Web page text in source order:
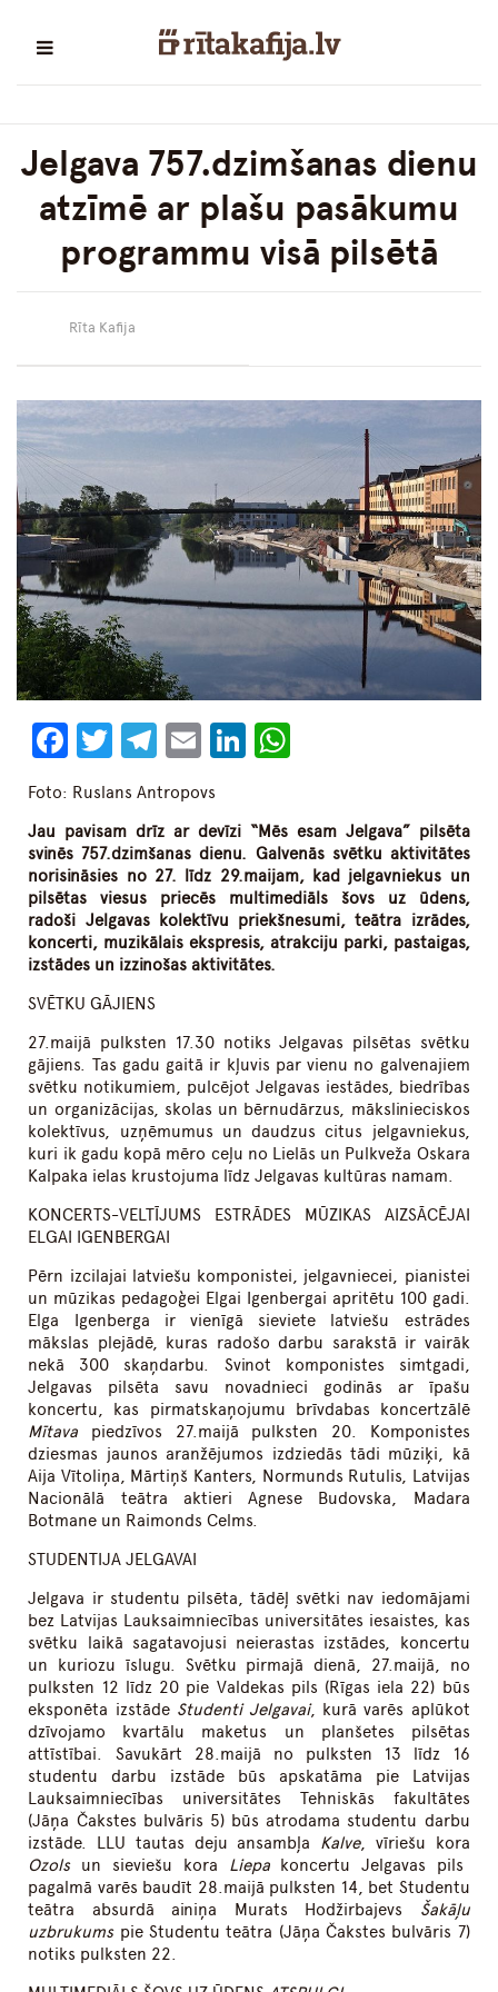
Jelgava 757.dzimšanas dienu
atzīmē ar plašu pasākumu
programmu visā pilsētā
Rīta Kafija
Facebook
Twitter
Telegram
EmailLinkedIn
Foto: Ruslans Antropovs
Jau pavisam drīz ar devīzi “Mēs esam Jelgava” pilsēta
svinēs 757.dzimšanas dienu. Galvenās svētku aktivitātes
norisināsies no 27. līdz 29.maijam, kad jelgavniekus un
pilsētas viesus priecēs multimediāls šovs uz ūdens,
radoši Jelgavas kolektīvu priekšnesumi, teātra izrādes,
koncerti, muzikālais ekspresis, atrakciju parki, pastaigas,
izstādes un izzinošas aktivitātes.
SVĒTKU GĀJIENS
27.maijā pulksten 17.30 notiks Jelgavas pilsētas svētku
gājiens. Tas gadu gaitā ir kļuvis par vienu no galvenajiem
svētku notikumiem, pulcējot Jelgavas iestādes, biedrības
un organizācijas, skolas un bērnudārzus, mākslinieciskos
kolektīvus, uzņēmumus un daudzus citus jelgavniekus,
kuri ik gadu kopā mēro ceļu no Lielās un Pulkveža Oskara
Kalpaka ielas krustojuma līdz Jelgavas kultūras namam.
KONCERTS-VELTĪJUMS ESTRĀDES MŪZIKAS AIZSĀCĒJAI
ELGAI IGENBERGAI
Pērn izcilajai latviešu komponistei, jelgavniecei, pianistei
un mūzikas pedagoģei Elgai Igenbergai apritētu 100 gadi.
Elga Igenberga ir vienīgā sieviete latviešu estrādes
mākslas plejādē, kuras radošo darbu sarakstā ir vairāk
nekā 300 skaņdarbu. Svinot komponistes simtgadi,
Jelgavas pilsēta savu novadnieci godinās ar īpašu
koncertu, kas pirmatskaņojumu brīvdabas koncertzālē
Mītava piedzīvos 27.maijā pulksten 20. Komponistes
dziesmas jaunos aranžējumos izdziedās tādi mūziķi, kā
Aija Vītoliņa, Mārtiņš Kanters, Normunds Rutulis, Latvijas
Nacionālā teātra aktieri Agnese Budovska, Madara
Botmane un Raimonds Celms.
STUDENTIJA JELGAVAI
Jelgava ir studentu pilsēta, tādēļ svētki nav iedomājami
bez Latvijas Lauksaimniecības universitātes iesaistes, kas
svētku laikā sagatavojusi neierastas izstādes, koncertu
un kuriozu īslugu. Svētku pirmajā dienā, 27.maijā, no
pulksten 12 līdz 20 pie Valdekas pils (Rīgas iela 22) būs
eksponēta izstādeStudenti Jelgavai, kurā varēs aplūkot
dzīvojamo kvartālu maketus un planšetes pilsētas
attīstībai. Savukārt 28.maijā no pulksten 13 līdz 16
studentu darbu izstāde būs apskatāma pie Latvijas
Lauksaimniecības universitātes Tehniskās fakultātes
(Jāņa Čakstes bulvāris 5) būs atrodama studentu darbu
izstāde. LLU tautas deju ansambļa Kalve, vīriešu kora
Ozolsun sieviešu kora Liepakoncertu Jelgavas pils
pagalmā varēs baudīt 28.maijā pulksten 14, bet Studentu
teātra absurdā ainiņa Murats Hodžirbajevs Šakāļu
uzbrukumspie Studentu teātra (Jāņa Čakstes bulvāris 7)
notiks pulksten 22.